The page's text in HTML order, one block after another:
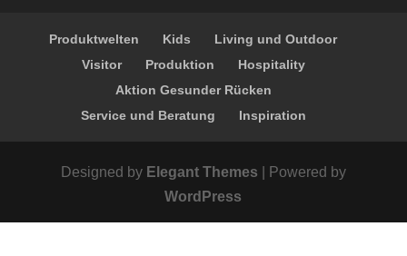
Produktwelten Kids
Living und Outdoor
Visitor
Produktion
Hospitality
Aktion Gesunder Rücken
Service und Beratung
Inspiration
Designed by Elegant Themes | Powered by
WordPress